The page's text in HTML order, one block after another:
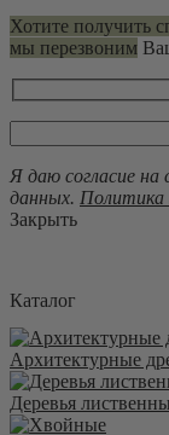
Хотите получить
мы перезвоним
Я даю согласие на
данных. Политика
Закрыть
Каталог
Архитектурные
Деревья